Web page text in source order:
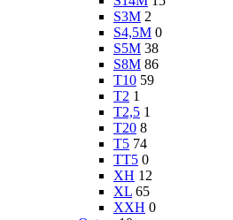
S3M 2
S4,5M 0
S5M 38
S8M 86
T10 59
T2 1
T2,5 1
T20 8
T5 74
TT5 0
XH 12
XL 65
XXH 0